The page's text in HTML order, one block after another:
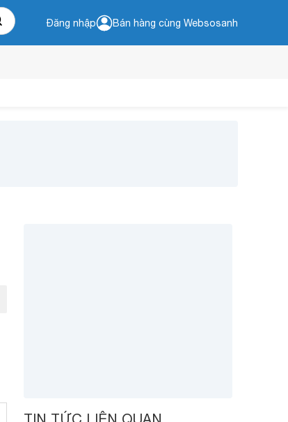
Đăng nhập Bán hàng cùng Websosanh